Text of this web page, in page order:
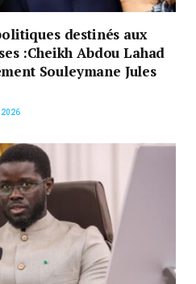
destinés aux
:Cheikh Abdou Lahad
Souleymane Jules
2026